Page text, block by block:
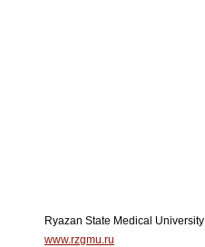
Ryazan State Medical University
www.rzgmu.ru